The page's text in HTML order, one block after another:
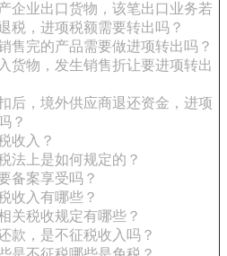
企业出口货物，该笔出口业务若
税，进项税额需要转出吗？
售完的产品需要做进项转出吗？
货物，发生销售折让要进项转出
后，境外供应商退还资金，进项
？
收入？
法上是如何规定的？
备案享受吗？
收入有哪些？
关税收规定有哪些？
款，是不征税收入吗？